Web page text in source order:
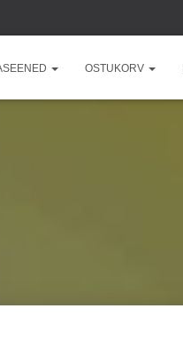
OSTUKORV